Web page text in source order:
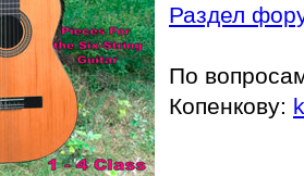
Раздел
По
Копенкову: